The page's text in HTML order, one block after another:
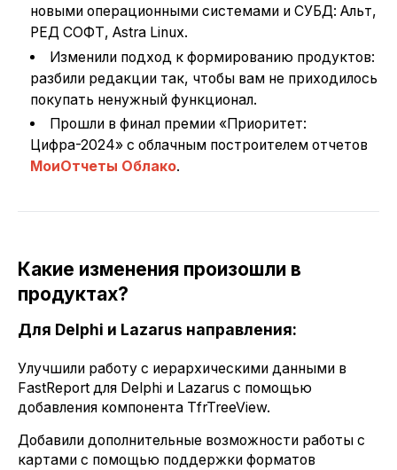
новыми операционными системами и СУБД: Альт,
РЕД СОФТ, Astra Linux.
Изменили подход к формированию продуктов:
разбили редакции так, чтобы вам не приходилось
покупать ненужный функционал.
Прошли в финал премии «Приоритет:
Цифра-2024» с облачным построителем отчетов
МоиОтчеты Облако.
Какие изменения произошли в
продуктах?
Для Delphi и Lazarus направления:
Улучшили работу с иерархическими данными в
FastReport для Delphi и Lazarus с помощью
добавления компонента TfrTreeView.
Добавили дополнительные возможности работы с
картами с помощью поддержки форматов